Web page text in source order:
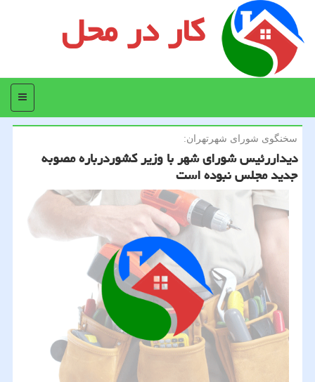
کار در محل
منو
سخنگوی شورای شهرتهران:
دیداررئیس شورای شهر با وزیر كشوردرباره مصوبه
جدید مجلس نبوده است